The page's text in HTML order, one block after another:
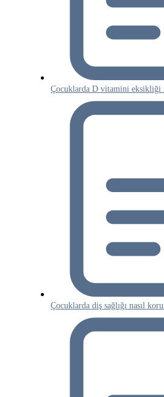
Çocuklarda D vitamini eksikliği
Çocuklarda diş sağlığı nasıl